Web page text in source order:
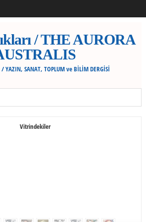
/ THE AURORA
YAZIN, SANAT, TOPLUM ve BİLİM DERGİSİ
Vitrindekiler